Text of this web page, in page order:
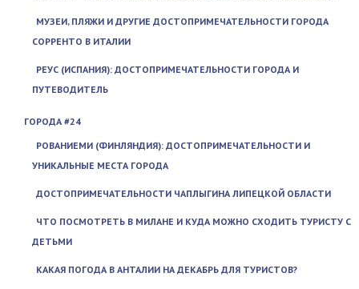
МУЗЕИ, ПЛЯЖИ И ДРУГИЕ ДОСТОПРИМЕЧАТЕЛЬНОСТИ ГОРОДА
СОРРЕНТО В ИТАЛИИ
РЕУС (ИСПАНИЯ): ДОСТОПРИМЕЧАТЕЛЬНОСТИ ГОРОДА И
ПУТЕВОДИТЕЛЬ
ГОРОДА #24
РОВАНИЕМИ (ФИНЛЯНДИЯ): ДОСТОПРИМЕЧАТЕЛЬНОСТИ И
УНИКАЛЬНЫЕ МЕСТА ГОРОДА
ДОСТОПРИМЕЧАТЕЛЬНОСТИ ЧАПЛЫГИНА ЛИПЕЦКОЙ ОБЛАСТИ
ЧТО ПОСМОТРЕТЬ В МИЛАНЕ И КУДА МОЖНО СХОДИТЬ ТУРИСТУ С
ДЕТЬМИ
КАКАЯ ПОГОДА В АНТАЛИИ НА ДЕКАБРЬ ДЛЯ ТУРИСТОВ?